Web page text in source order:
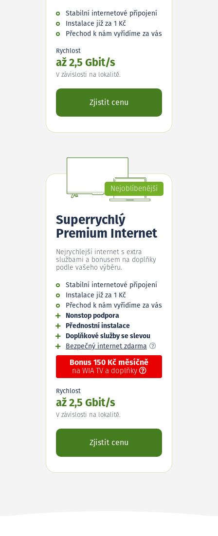
Stabilní internetové připojení
Instalace již za 1 Kč
Přechod k nám vyřídíme za vás
Rychlost
až 2,5 Gbit/s
V závislosti na lokalitě.
Zjistit cenu
Nejoblíbenější
Superrychlý
Premium Internet
Nejrychlejší internet s extra
službami a bonusem na doplňky
podle vašeho výběru.
Stabilní internetové připojení
Instalace již za 1 Kč
Přechod k nám vyřídíme za vás
Nonstop podpora
Přednostní instalace
Doplňkové služby se slevou
Bezpečný internet zdarma
Bonus 150 Kč měsíčně
na WIA TV a doplňky
Rychlost
až 2,5 Gbit/s
V závislosti na lokalitě.
Zjistit cenu